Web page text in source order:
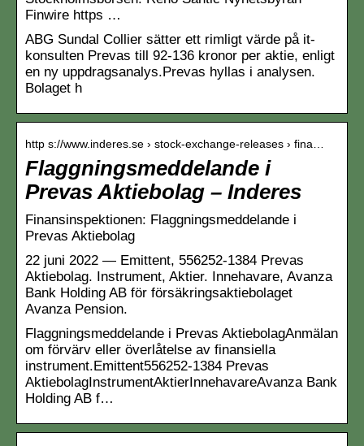
Finwire https …
ABG Sundal Collier sätter ett rimligt värde på it-
konsulten Prevas till 92-136 kronor per aktie, enligt
en ny uppdragsanalys.Prevas hyllas i analysen.
Bolaget h
http s://www.inderes.se › stock-exchange-releases › fina…
Flaggningsmeddelande i
Prevas Aktiebolag – Inderes
Finansinspektionen: Flaggningsmeddelande i
Prevas Aktiebolag
22 juni 2022 — Emittent, 556252-1384 Prevas
Aktiebolag. Instrument, Aktier. Innehavare, Avanza
Bank Holding AB för försäkringsaktiebolaget
Avanza Pension.
Flaggningsmeddelande i Prevas AktiebolagAnmälan
om förvärv eller överlåtelse av finansiella
instrument.Emittent556252-1384 Prevas
AktiebolagInstrumentAktierInnehavareAvanza Bank
Holding AB f…